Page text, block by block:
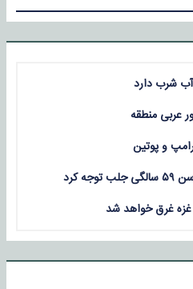
شرب دارد
و پوتین
کرد
غزه غرق خواهد شد